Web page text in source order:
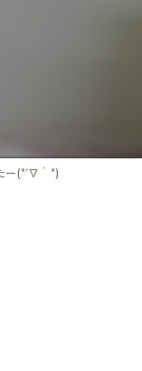
ー(*´∇｀*)